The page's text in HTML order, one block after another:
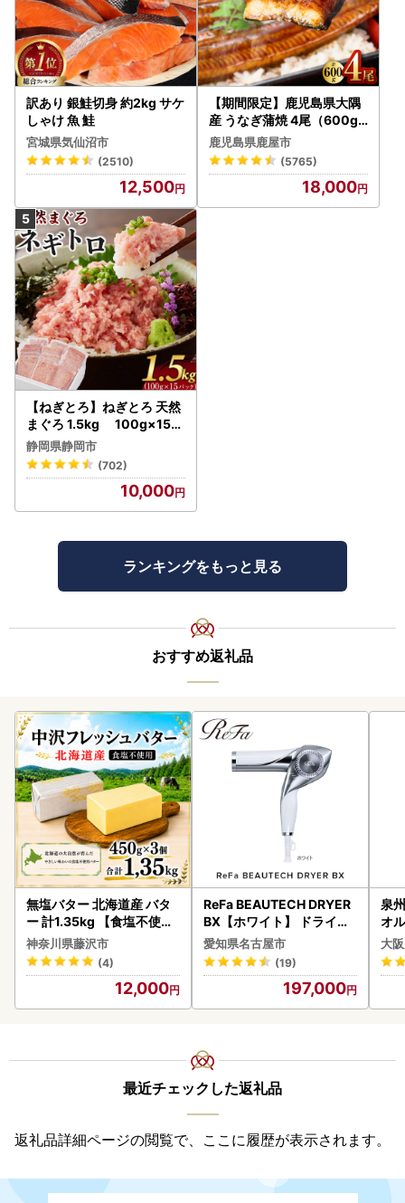
訳あり 銀鮭切身 約2kg サケ
しゃけ 魚 鮭
宮城県気仙沼市
(2510)
12,500
【期間限定】鹿児島県大隅
産 うなぎ蒲焼 4尾（600g
） KN007-004-04-cp18
うなぎ 鰻 魚 惣菜 総菜
鹿児島県鹿屋市
(5765)
18,000
【ねぎとろ】ねぎとろ 天然
まぐろ 1.5kg 100g×15パ
ック
静岡県静岡市
(702)
10,000
ランキングをもっと見る
おすすめ返礼品
無塩バター 北海道産 バタ
ー 計1.35kg 【食塩不使用
】
神奈川県藤沢市
(4)
12,000
ReFa BEAUTECH DRYER
BX【ホワイト】 ドライヤ
ー 美容 家電 ドライヤー リ
ファ
愛知県名古屋市
(19)
197,000
泉
オ
大
最近チェックした返礼品
返礼品詳細ページの閲覧で、ここに履歴が表示されます。